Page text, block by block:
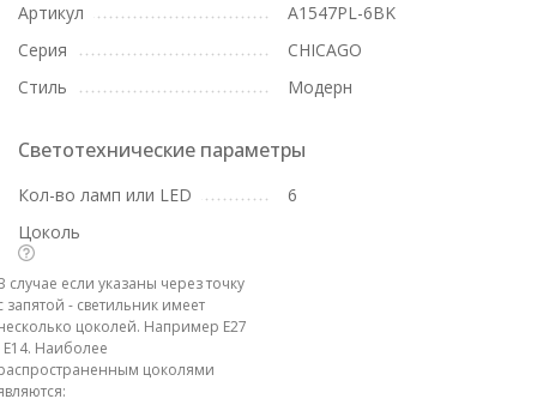
Артикул
A1547PL-6BK
Серия
CHICAGO
Стиль
Модерн
Светотехнические параметры
Кол-во ламп или LED
6
Цоколь
случае если указаны через точку
запятой - светильник имеет
цоколей. Например E27
E14. Наиболее
цоколями